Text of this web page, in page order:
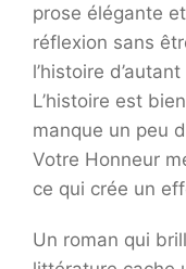
prose élégante
réflexion sans
l’histoire
L’histoire est
manque un peu
Votre Honneur
ce qui crée un
Un roman qui